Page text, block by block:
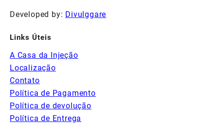
Developed by: Divulggare
Links Úteis
A Casa da Injeção
Localização
Contato
Política de Pagamento
Política de devolução
Política de Entrega